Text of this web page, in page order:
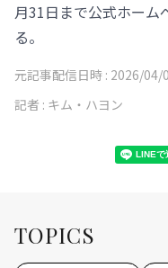
月31日まで公式ホーム
る。
元記事配信日時 : 2026/04/
記者 : キム・ハヨン
TOPICS